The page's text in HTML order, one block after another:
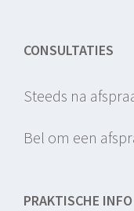
CONSULTATIES
Steeds na
Bel om een
PRAKTISCHE INFO